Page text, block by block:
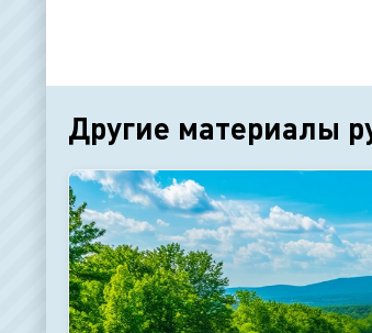
Другие материалы